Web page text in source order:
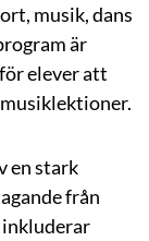
musik, dans
är
elever att
en stark
från
inkluderar